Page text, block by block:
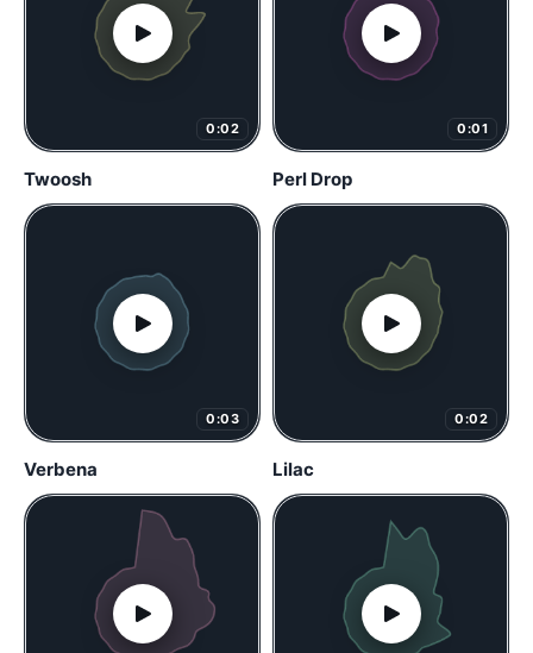
0:02
Twoosh
0:01
Perl Drop
0:03
Verbena
0:02
Lilac